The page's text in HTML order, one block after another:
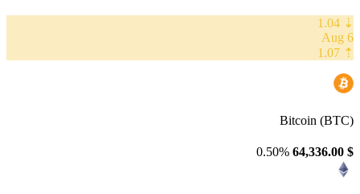
⇣ 1.04
6 Aug
⇡ 1.07
Bitcoin (BTC)
$
64,336.00
0.50%